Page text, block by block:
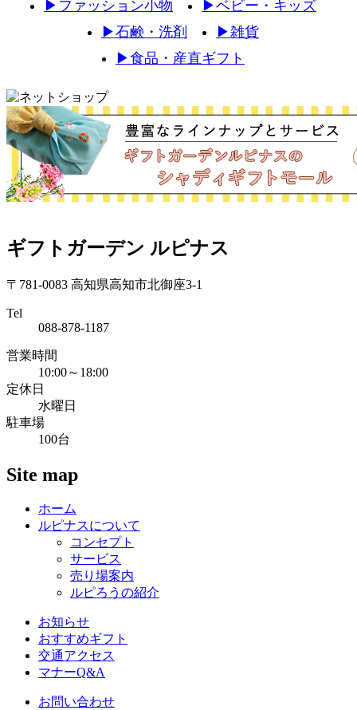
▶ ファッション小物 ▶ベビー・キッズ
▶石鹸・洗剤 ▶雑貨
▶食品・産直ギフト
ギフトガーデン ルピナス
〒781-0083 高知県高知市北御座3-1
Tel
088-878-1187
営業時間
10:00～18:00
定休日
水曜日
駐車場
100台
Site map
ホーム
ルピナスについて
コンセプト
サービス
売り場案内
ルピろうの紹介
お知らせ
おすすめギフト
交通アクセス
マナーQ&A
お問い合わせ